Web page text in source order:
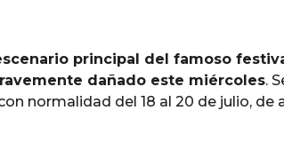
principal del famoso
dañado este miércoles.
normalidad del 18 al 20 de julio, de